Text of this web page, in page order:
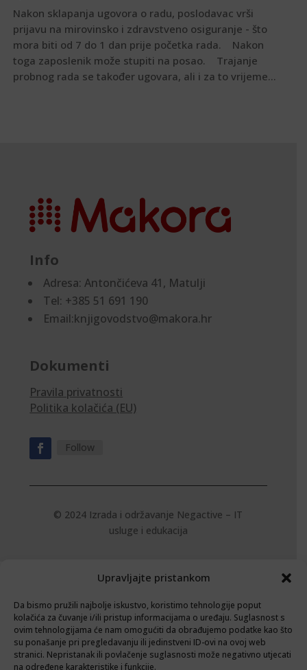
Upravljajte pristankom
Da bismo pružili najbolje iskustvo, koristimo tehnologije poput
kolačića za čuvanje i/ili pristup informacijama o uređaju. Suglasnost s
ovim tehnologijama će nam omogućiti da obrađujemo podatke kao što
su ponašanje pri pregledavanju ili jedinstveni ID-ovi na ovoj web
stranici. Nepristanak ili povlačenje suglasnosti može negativno utjecati
na određene karakteristike i funkcije.
Nakon sklapanja ugovora o radu, poslodavac vrši
prijavu na mirovinsko i zdravstveno osiguranje - što
mora biti od 7 do 1 dan prije početka rada. Nakon
toga zaposlenik može stupiti na posao. Trajanje
probnog rada se također ugovara, ali i za to vrijeme...
Info
Adresa:Antončićeva 41, Matulji
Tel: +385 51 691 190
Email:knjigovodstvo@makora.hr
Dokumenti
Pravila privatnosti
Politika kolačića (EU)
Follow
© 2024 Izrada i održavanje Negactive – IT
usluge i edukacija